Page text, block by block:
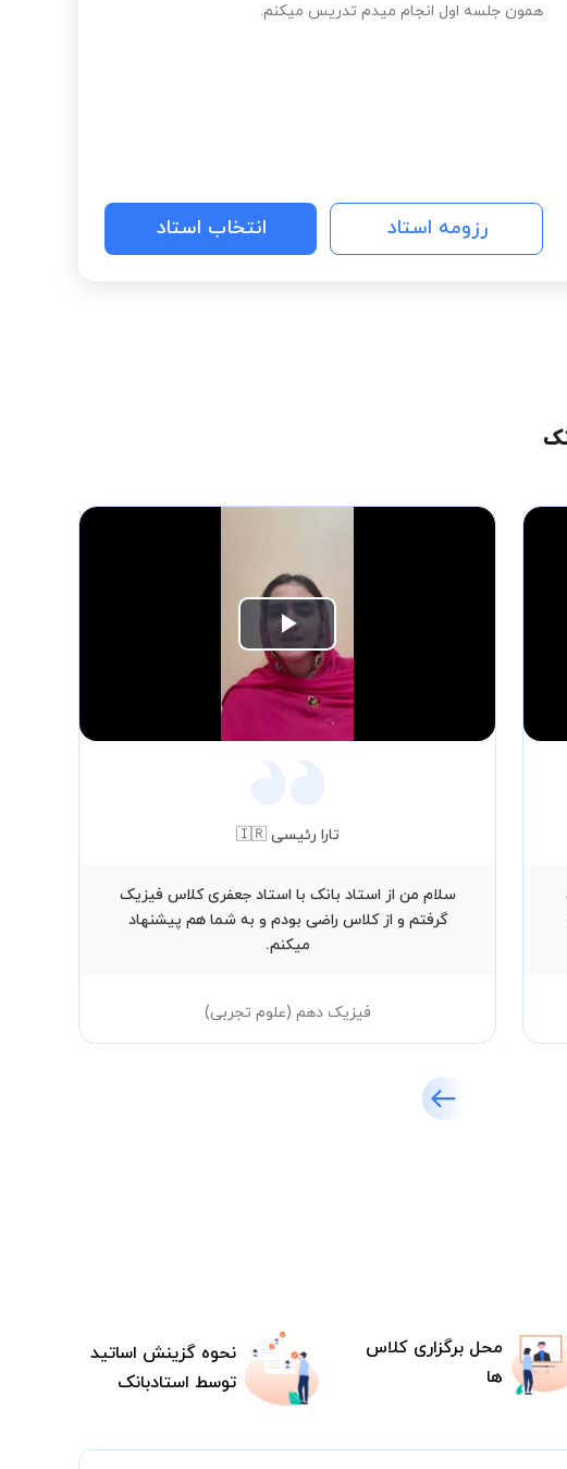
همون جلسه اول انجام میدم تدریس میکنم.
رزومه استاد انتخاب استاد
Play
Video
تارا رئیسی 🇮🇷
سلام من از استاد بانک با استاد جعفری کلاس فیزیک
گرفتم و از کلاس راضی بودم و به شما هم پیشنهاد
میکنم.
فیزیک دهم (علوم تجربی)
محل برگزاری کلاس
ها
نحوه گزینش اساتید
توسط استادبانک